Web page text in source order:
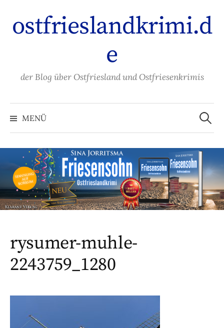
Inhalt
überspringen
ostfrieslandkrimi.d
e
der Blog über Ostfriesland und Ostfriesenkrimis
MENÜ
Suchen
nach:
rysumer-muhle-
2243759_1280